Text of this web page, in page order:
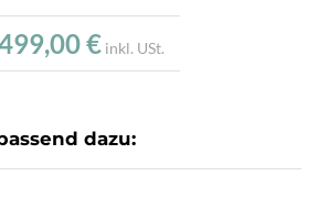
fein per Hand geknüpft
€ inkl. USt.
dazu: